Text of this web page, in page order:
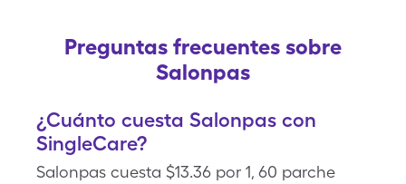
Preguntas frecuentes sobre
Salonpas
¿Cuánto cuesta Salonpas con
SingleCare?
Salonpas cuesta $13.36 por 1, 60 parche